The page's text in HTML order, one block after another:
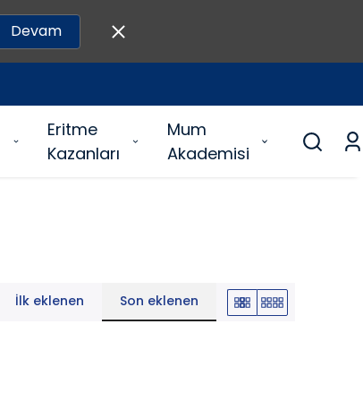
Devam
Eritme
Kazanları
Mum
Akademisi
İlk eklenen Son eklenen